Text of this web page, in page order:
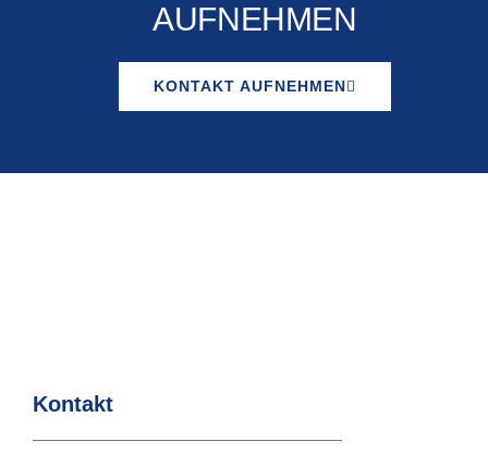
AUFNEHMEN​​
KONTAKT AUFNEHMEN
Kontakt